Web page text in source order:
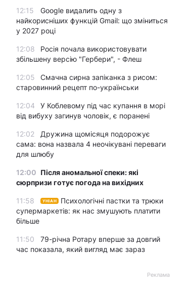
12:15
Google видалить одну з
найкорисніших функцій Gmail: що зміниться
у 2027 році
12:08
Росія почала використовувати
збільшену версію "Гербери", - Флеш
12:05
Смачна сирна запіканка з рисом:
старовинний рецепт по-українськи
12:04
У Коблевому під час купання в морі
від вибуху загинув чоловік, є поранені
12:02
Дружина щомісяця подорожує
сама: вона назвала 4 неочікувані переваги
для шлюбу
12:00 Після аномальної спеки: які
сюрпризи готує погода на вихідних
11:58 УНІАН
Психологічні пастки та трюки
супермаркетів: як нас змушують платити
більше
11:50
79-річна Ротару вперше за довгий
час показала, який вигляд має зараз
Реклама